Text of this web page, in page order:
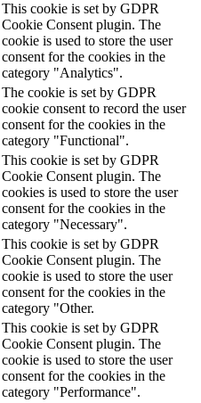
This cookie is set by GDPR
Cookie Consent plugin. The
cookie is used to store the user
consent for the cookies in the
category "Analytics".
The cookie is set by GDPR
cookie consent to record the user
consent for the cookies in the
category "Functional".
This cookie is set by GDPR
Cookie Consent plugin. The
cookies is used to store the user
consent for the cookies in the
category "Necessary".
This cookie is set by GDPR
Cookie Consent plugin. The
cookie is used to store the user
consent for the cookies in the
category "Other.
This cookie is set by GDPR
Cookie Consent plugin. The
cookie is used to store the user
consent for the cookies in the
category "Performance".